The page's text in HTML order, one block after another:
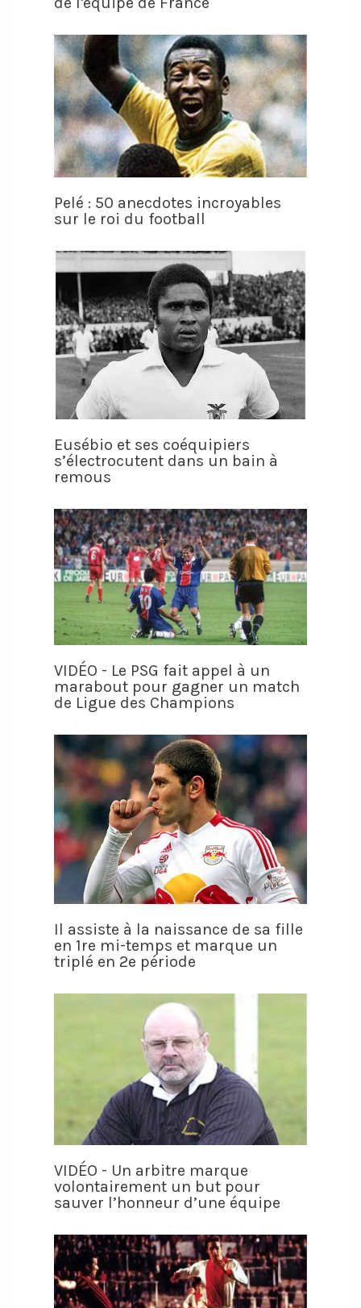
Pelé : 50 anecdotes incroyables
sur le roi du football
Eusébio et ses coéquipiers
s’électrocutent dans un bain à
remous
VIDÉO - Le PSG fait appel à un
marabout pour gagner un match
de Ligue des Champions
Il assiste à la naissance de sa fille
en 1re mi-temps et marque un
triplé en 2e période
VIDÉO - Un arbitre marque
volontairement un but pour
sauver l’honneur d’une équipe